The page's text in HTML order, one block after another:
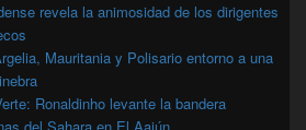
revela la animosidad de los dirigentes
Mauritania y Polisario entorno a una
Ronaldinho levante la bandera